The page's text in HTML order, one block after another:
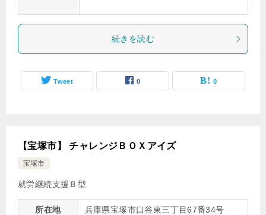
続きを読む
Tweet 0 0
【宝塚市】 チャレンジＢＯＸアイズ
宝塚市
就労継続支援Ｂ型
所在地 兵庫県宝塚市口谷東三丁目67番34号